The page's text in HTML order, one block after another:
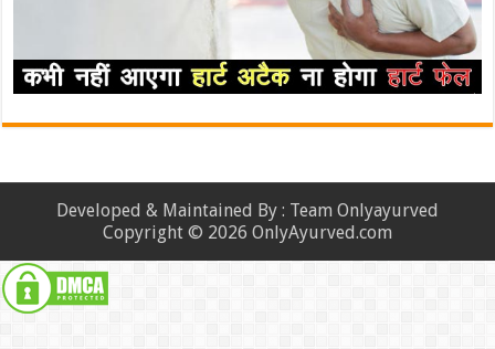
Developed & Maintained By : Team Onlyayurved
Copyright © 2026 OnlyAyurved.com